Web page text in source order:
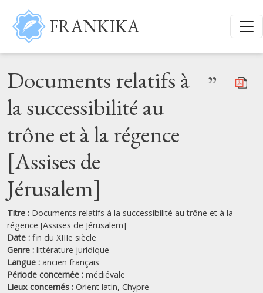
Aller au contenu principal
FRANKIKA
Documents relatifs à
la successibilité au
trône et à la régence
[Assises de
Jérusalem]
”
Titre : Documents relatifs à la successibilité au trône et à la
régence [Assises de Jérusalem]
Date : fin du XIIIe siècle
Genre : littérature juridique
Langue : ancien français
Période concernée : médiévale
Lieux concernés : Orient latin, Chypre